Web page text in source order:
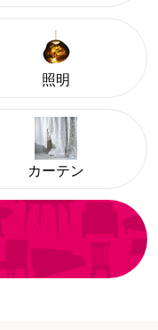
照明
カーテン